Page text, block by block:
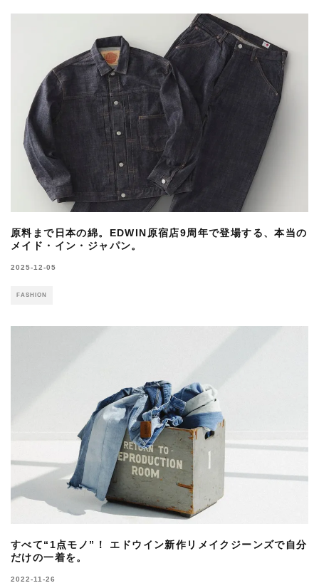
原料まで日本の綿。EDWIN原宿店9周年で登場する、本当の
メイド・イン・ジャパン。
2025-12-05
FASHION
すべて“1点モノ”！ エドウイン新作リメイクジーンズで自分
だけの一着を。
2022-11-26